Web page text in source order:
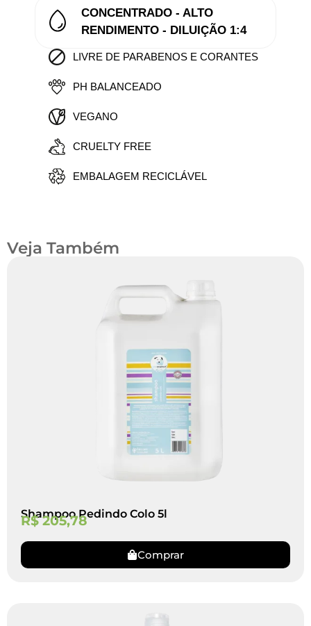
CONCENTRADO - ALTO
RENDIMENTO - DILUIÇÃO 1:4
LIVRE DE PARABENOS E CORANTES
PH BALANCEADO
VEGANO
CRUELTY FREE
EMBALAGEM RECICLÁVEL
Veja Também
Shampoo Pedindo Colo 5l
R$205,78
Comprar